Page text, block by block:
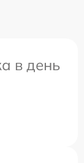
в день